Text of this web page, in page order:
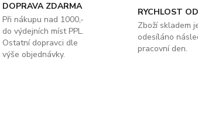
DOPRAVA ZDARMA
Při nákupu nad 1000,-
do výdejních míst PPL.
Ostatní dopravci dle
výše objednávky.
RYCHLOST
Zboží skladem
odesíláno
pracovní den.